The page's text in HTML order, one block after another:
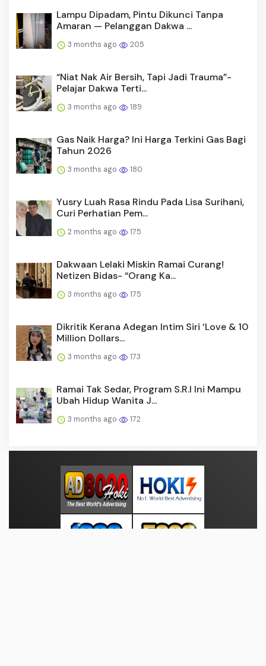
Lampu Dipadam, Pintu Dikunci Tanpa
Amaran — Pelanggan Dakwa ...
3 months ago 205
“Niat Nak Air Bersih, Tapi Jadi Trauma”-
Pelajar Dakwa Terti...
3 months ago 189
Gas Naik Harga? Ini Harga Terkini Gas Bagi
Tahun 2026
3 months ago 180
Yusry Luah Rasa Rindu Pada Lisa Surihani,
Curi Perhatian Pem...
2 months ago 175
Dakwaan Lelaki Miskin Ramai Curang!
Netizen Bidas- “Orang Ka...
3 months ago 175
Dikritik Kerana Adegan Intim Siri ‘Love & 10
Million Dollars...
3 months ago 173
Ramai Tak Sedar, Program S.R.I Ini Mampu
Ubah Hidup Wanita J...
3 months ago 172